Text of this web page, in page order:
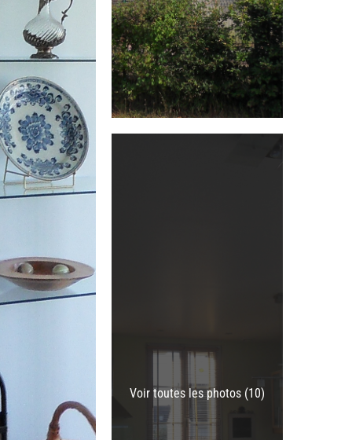
Voir toutes les photos (10)